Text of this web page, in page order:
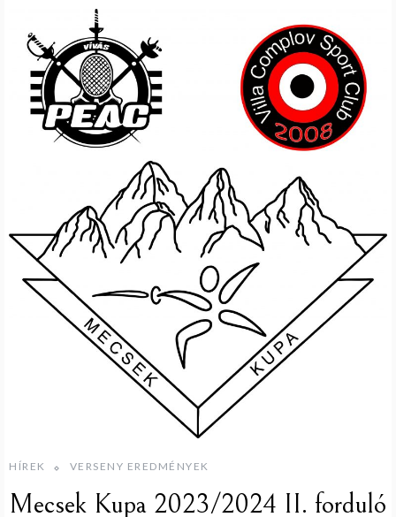
HÍREK VERSENY EREDMÉNYEK
Mecsek Kupa 2023/2024 II. forduló